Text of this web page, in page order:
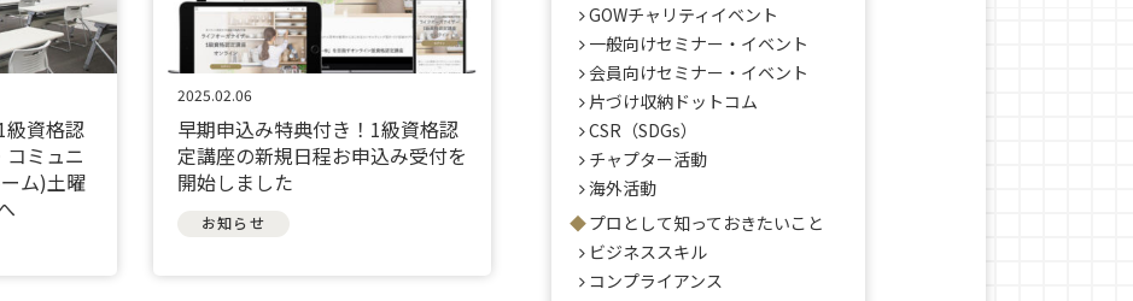
級資格認
ミュニ
ム)土曜
2025.02.06
早期申込み特典付き！1級資格認
定講座の新規日程お申込み受付を
開始しました
お知らせ
GOWチャリティイベント
一般向けセミナー・イベント
会員向けセミナー・イベント
片づけ収納ドットコム
CSR（SDGs）
チャプター活動
海外活動
プロとして知っておきたいこと
ビジネススキル
コンプライアンス